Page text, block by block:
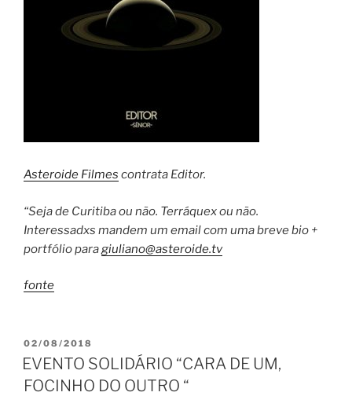
Asteroide Filmes contrata Editor.
“Seja de Curitiba ou não. Terráquex ou não.
Interessadxs mandem um email com uma breve bio +
portfólio paragiuliano@asteroide.tv
fonte
PUBLICADO
EM
02/08/2018
EVENTO SOLIDÁRIO “CARA DE UM,
FOCINHO DO OUTRO “